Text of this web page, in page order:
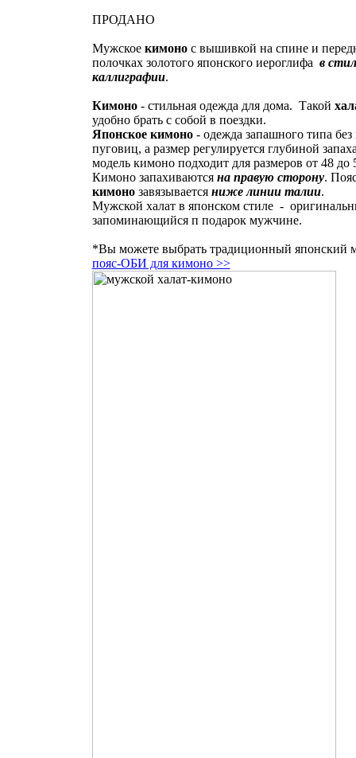
ПРОДАНО
Мужское кимонос вышивкой на спине и
полочках золотого японского иероглифа в
каллиграфии.
Кимоно- стильная одежда для дома. Такой
удобно брать с собой в поездки.
Японское кимоно- одежда запашного типа без
пуговиц, а размер регулируется глубиной
модель кимоно подходит для размеров от 48 до
Кимоно запахиваются на правую сторону.
кимонозавязывается ниже линии талии.
Мужской халат в японском стиле -
запоминающийся п подарок мужчине.
*Вы можете выбрать традиционный японский
пояс-ОБИ для кимоно >>